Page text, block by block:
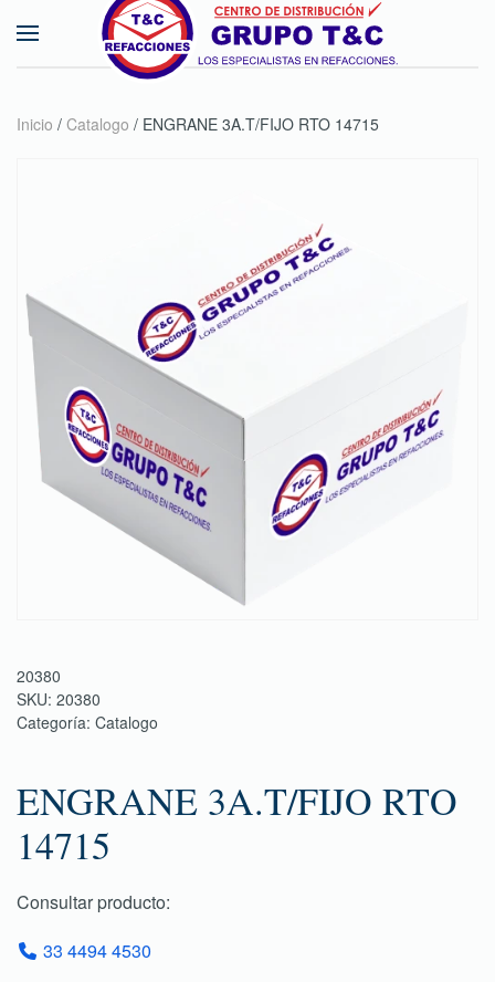
Skip to main content
Inicio / Catalogo / ENGRANE 3A.T/FIJO RTO 14715
20380
SKU: 20380
Categoría: Catalogo
ENGRANE 3A.T/FIJO RTO
14715
Consultar producto:
33 4494 4530